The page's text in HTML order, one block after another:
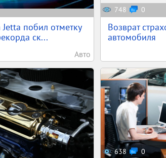
побил отметку
ск...
Авто
748 0
Возврат
автомобиля
638 0